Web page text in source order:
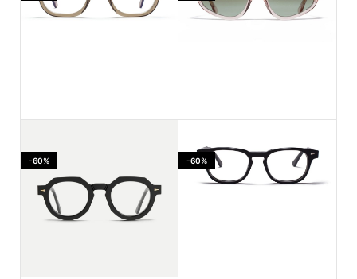
light
425.00€ 170.00€
Dustlight
455.00€ 182.00€
-60% -60%